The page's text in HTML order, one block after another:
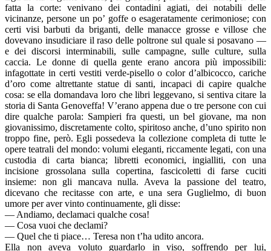
fatta la corte: venivano dei contadini agiati, dei notabili delle
vicinanze, persone un po’ goffe o esageratamente cerimoniose; con
certi visi barbuti da briganti, delle manacce grosse e villose che
dovevano insudiciare il raso delle poltrone sul quale si posavano —
e dei discorsi interminabili, sulle campagne, sulle culture, sulla
caccia. Le donne di quella gente erano ancora più impossibili:
infagottate in certi vestiti verde-pisello o color d’albicocco, cariche
d’oro come altrettante statue di santi, incapaci di capire qualche
cosa: se ella domandava loro che libri leggevano, si sentiva citare la
storia di Santa Genoveffa! V’erano appena due o tre persone con cui
dire qualche parola: Sampieri fra questi, un bel giovane, ma non
giovanissimo, discretamente colto, spiritoso anche, d’uno spirito non
troppo fine, però. Egli possedeva la collezione completa di tutte le
opere teatrali del mondo: volumi eleganti, riccamente legati, con una
custodia di carta bianca; libretti economici, ingialliti, con una
incisione grossolana sulla copertina, fascicoletti di farse cuciti
insieme: non gli mancava nulla. Aveva la passione del teatro,
dicevano che recitasse con arte, e una sera Guglielmo, di buon
umore per aver vinto continuamente, gli disse:
— Andiamo, declamaci qualche cosa!
— Cosa vuoi che declami?
— Quel che ti piace… Teresa non t’ha udito ancora.
Ella non aveva voluto guardarlo in viso, soffrendo per lui,